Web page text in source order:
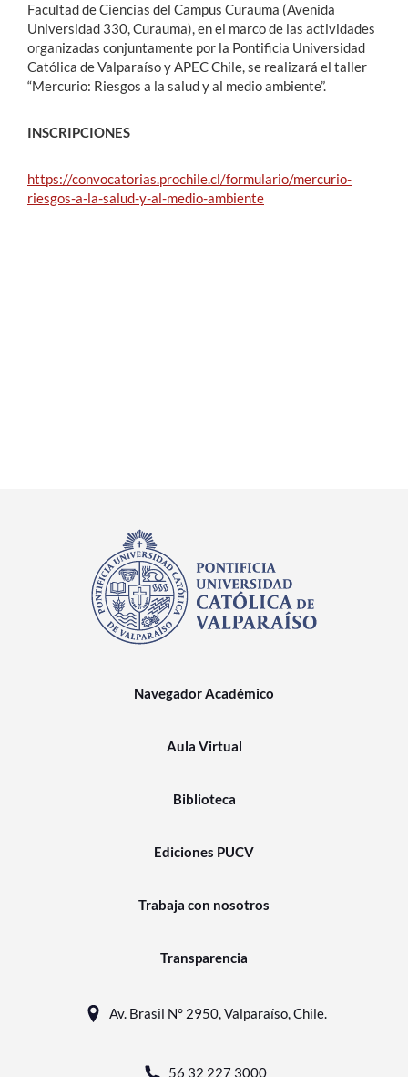
English
Facultad de Ciencias del Campus Curauma (Avenida
Universidad 330, Curauma), en el marco de las actividades
organizadas conjuntamente por la Pontificia Universidad
Católica de Valparaíso y APEC Chile, se realizará el taller
“Mercurio: Riesgos a la salud y al medio ambiente”.
INSCRIPCIONES
https://convocatorias.prochile.cl/formulario/mercurio-
riesgos-a-la-salud-y-al-medio-ambiente
Navegador Académico
Aula Virtual
Biblioteca
Ediciones PUCV
Trabaja con nosotros
Transparencia
Av. Brasil N° 2950, Valparaíso, Chile.
56 32 227 3000